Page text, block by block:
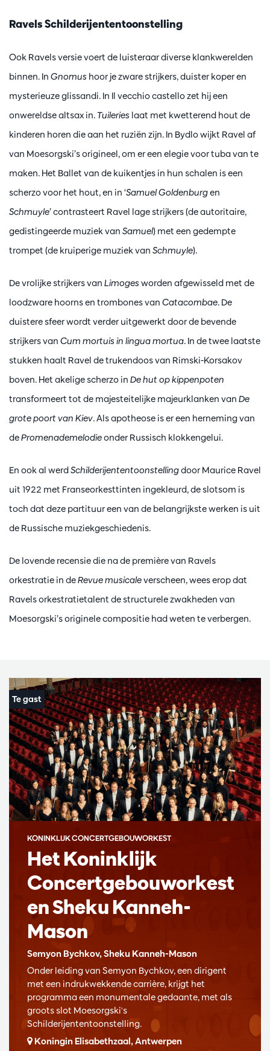
Ravels Schilderijententoonstelling
Ook Ravels versie voert de luisteraar diverse klankwerelden
binnen. In Gnomus hoor je zware strijkers, duister koper en
mysterieuze glissandi. In Il vecchio castello zet hij een
onwereldse altsax in.Tuileries laat met kwetterend hout de
kinderen horen die aan het ruziën zijn. In Bydlo wijkt Ravel af
van Moesorgski’s origineel, om er een elegie voor tuba van te
maken. Het Ballet van de kuikentjes in hun schalen is een
scherzo voor het hout, en in ‘Samuel Goldenburgen
Schmuyle’ contrasteert Ravel lage strijkers (de autoritaire,
gedistingeerde muziek van Samuel) met een gedempte
trompet (de kruiperige muziek van Schmuyle).
De vrolijke strijkers van Limogesworden afgewisseld met de
loodzware hoorns en trombones van Catacombae. De
duistere sfeer wordt verder uitgewerkt door de bevende
strijkers van Cum mortuis in lingua mortua. In de twee laatste
stukken haalt Ravel de trukendoos van Rimski-Korsakov
boven. Het akelige scherzo in De hut op kippenpoten
transformeert tot de majesteitelijke majeurklanken van De
grote poort van Kiev. Als apotheose is er een herneming van
dePromenademelodieonder Russisch klokkengelui.
En ook al werdSchilderijententoonstellingdoor Maurice Ravel
uit 1922 met Franseorkesttinten ingekleurd, de slotsom is
toch dat deze partituur een van de belangrijkste werken is uit
de Russische muziekgeschiedenis.
De lovende recensie die na de première van Ravels
orkestratie in deRevue musicaleverscheen, wees erop dat
Ravels orkestratietalent de structurele zwakheden van
Moesorgski’s originele compositie had weten te verbergen.
Het Koninklijk
Concertgebouworkest
en Sheku Kanneh-
Mason
Semyon Bychkov, Sheku Kanneh-Mason
KONINKLIJK CONCERTGEBOUWORKEST
Onder leiding van Semyon Bychkov, een dirigent
met een indrukwekkende carrière, krijgt het
programma een monumentale gedaante, met als
groots slot Moesorgski's
Schilderijententoonstelling.
Koningin Elisabethzaal, Antwerpen